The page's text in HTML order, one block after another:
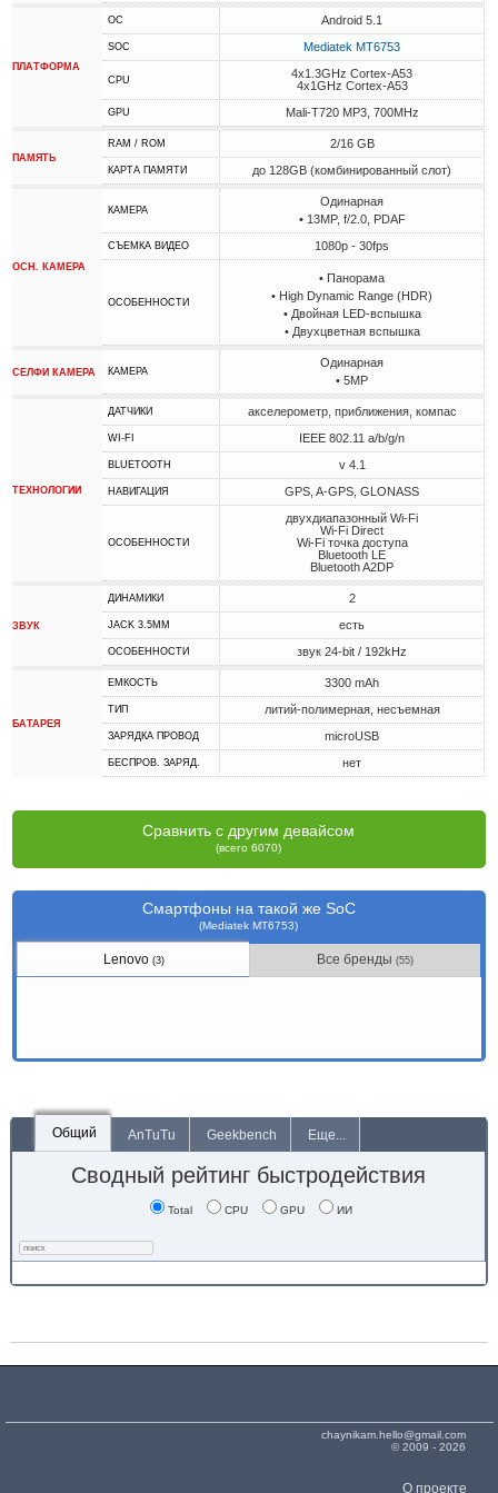
ПЛАТФОРМА
ОС Android 5.1
SOC Mediatek MT6753
CPU
4x1.3GHz Cortex-A53
4x1GHz Cortex-A53
GPU Mali-T720 MP3, 700MHz
ПАМЯТЬ
RAM / ROM 2/16 GB
КАРТА ПАМЯТИ до 128GB (комбинированный слот)
ОСН. КАМЕРА
КАМЕРА
Одинарная
• 13MP, f/2.0, PDAF
СЪЕМКА ВИДЕО 1080p - 30fps
ОСОБЕННОСТИ
• Панорама
• High Dynamic Range (HDR)
• Двойная LED-вспышка
• Двухцветная вспышка
СЕЛФИ КАМЕРА КАМЕРА
Одинарная
• 5MP
ТЕХНОЛОГИИ
ДАТЧИКИ акселерометр, приближения, компас
WI-FI IEEE 802.11 a/b/g/n
BLUETOOTH v 4.1
НАВИГАЦИЯ GPS, A-GPS, GLONASS
ОСОБЕННОСТИ
двухдиапазонный Wi-Fi
Wi-Fi Direct
Wi-Fi точка доступа
Bluetooth LE
Bluetooth A2DP
ЗВУК
ДИНАМИКИ 2
JACK 3.5MM есть
ОСОБЕННОСТИ звук 24-bit / 192kHz
БАТАРЕЯ
ЕМКОСТЬ 3300 mAh
ТИП литий-полимерная, несъемная
ЗАРЯДКА ПРОВОД microUSB
БЕСПРОВ. ЗАРЯД. нет
Сравнить с другим девайсом
(всего 6070)
Смартфоны на такой же SoC
(Mediatek MT6753)
Lenovo (3) Все бренды(55)
Общий AnTuTu Geekbench Еще...
Сводный рейтинг быстродействия
Total CPU GPU ИИ
chaynikam.hello@gmail.com
© 2009 - 2026
О проекте